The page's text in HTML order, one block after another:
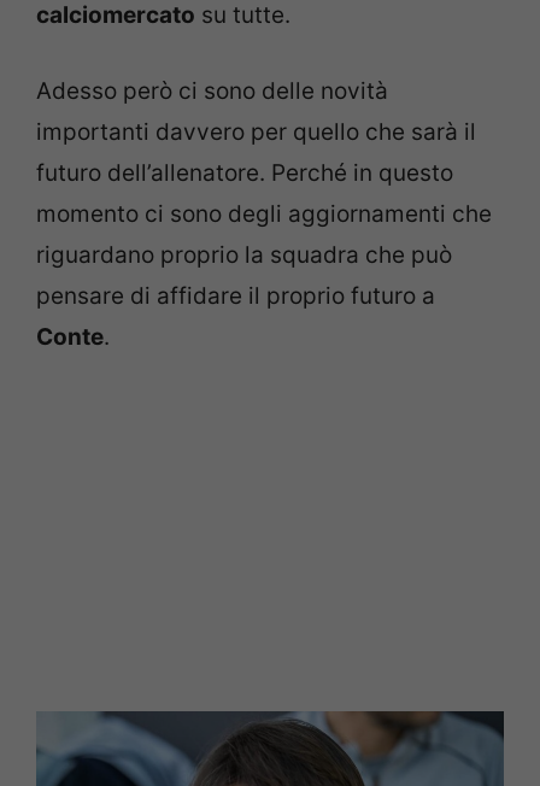
calciomercato su tutte.
Adesso però ci sono delle novità
importanti davvero per quello che sarà il
futuro dell’allenatore. Perché in questo
momento ci sono degli aggiornamenti che
riguardano proprio la squadra che può
pensare di affidare il proprio futuro a
Conte.